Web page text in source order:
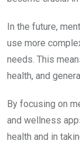
In the future,
use more
needs. This
health, and
By focusing on
and wellness
health and in